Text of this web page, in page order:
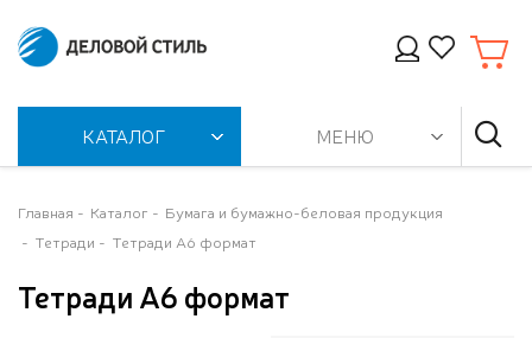
КАТАЛОГ МЕНЮ
Главная Каталог
Бумага и бумажно-беловая продукция
Тетради
Тетради А6 формат
Тетради А6 формат